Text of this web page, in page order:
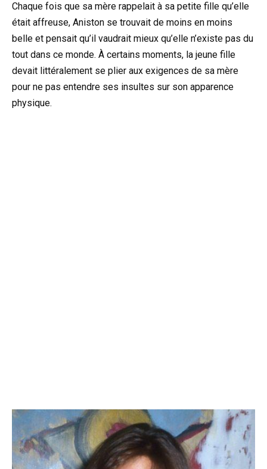
Chaque fois que sa mère rappelait à sa petite fille qu’elle
était affreuse, Aniston se trouvait de moins en moins
belle et pensait qu’il vaudrait mieux qu’elle n’existe pas du
tout dans ce monde. À certains moments, la jeune fille
devait littéralement se plier aux exigences de sa mère
pour ne pas entendre ses insultes sur son apparence
physique.